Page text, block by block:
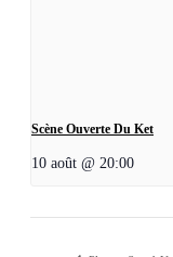
Scène Ouverte Du Ket
10 août @ 20:00